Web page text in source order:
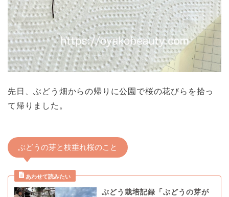
先日、ぶどう畑からの帰りに公園で桜の花びらを拾っ
て帰りました。
ぶどうの芽と枝垂れ桜のこと
ぶどう栽培記録「ぶどうの芽が